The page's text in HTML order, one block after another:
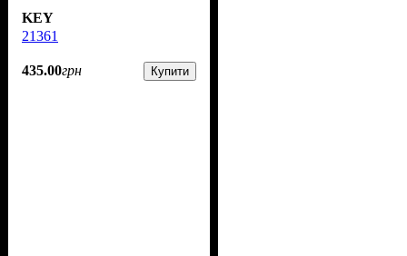
KEY
21361
435.00грн Купити